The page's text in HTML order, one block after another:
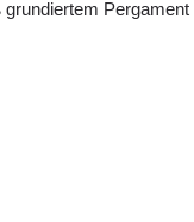
Pergament